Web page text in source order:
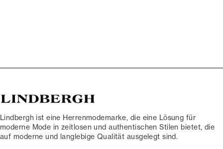
Lindbergh ist eine Herrenmodemarke, die eine Lösung für
moderne Mode in zeitlosen und authentischen Stilen bietet, die
auf moderne und langlebige Qualität ausgelegt sind.